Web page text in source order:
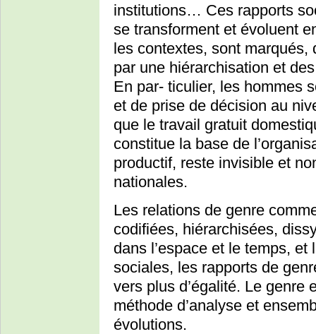
institutions… Ces rapports
se transforment et évoluent
les contextes, sont
par une hiérarchisation et
En par- ticulier, les hommes
et de prise de décision au
que le travail gratuit
constitue la base de
productif, reste invisible et
nationales.
Les relations de genre
codifiées, hiérarchisées,
dans l’espace et le temps,
sociales, les rapports de
vers plus d’égalité. Le genre
méthode d’analyse et
évolutions.